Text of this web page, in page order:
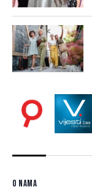
O nama